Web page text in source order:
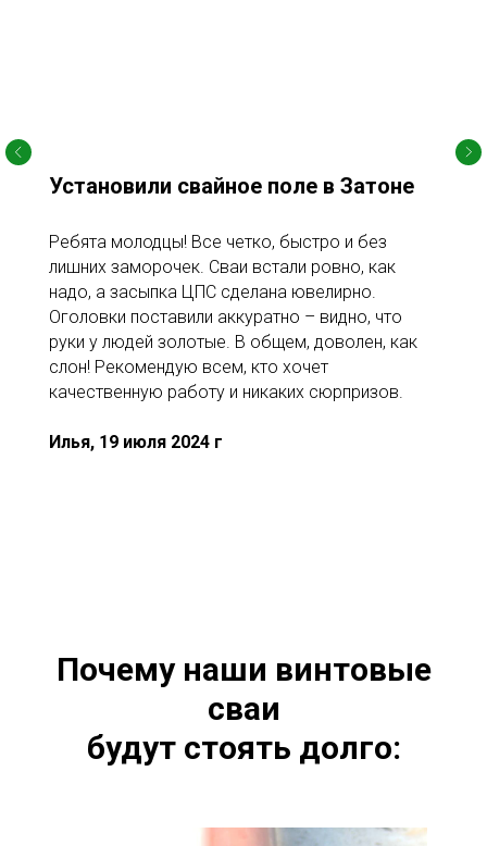
Установили свайное поле в Затоне
Ребята молодцы! Все четко, быстро и без
лишних заморочек. Сваи встали ровно, как
надо, а засыпка ЦПС сделана ювелирно.
Оголовки поставили аккуратно – видно, что
руки у людей золотые. В общем, доволен, как
слон! Рекомендую всем, кто хочет
качественную работу и никаких сюрпризов.
Илья, 19 июля 2024 г
Почему наши винтовые
сваи
будут стоять долго: